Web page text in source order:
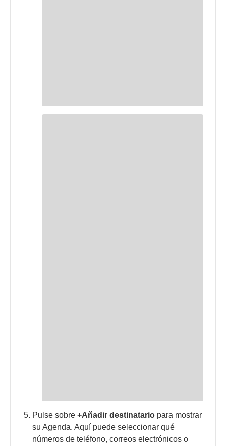
Pulse sobre+Añadir destinatario para mostrar
su Agenda. Aquí puede seleccionar qué
números de teléfono, correos electrónicos o